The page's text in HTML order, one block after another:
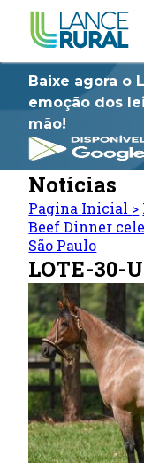
Baixe agora o
emoção dos
mão!
Notícias
Pagina Inicial >
Beef Dinner
São Paulo
LOTE-30-